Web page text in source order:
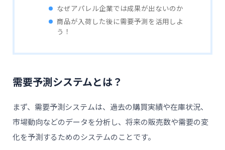
なぜアパレル企業では成果が出ないのか
商品が入荷した後に需要予測を活用しよ
う！
需要予測システムとは？
まず、需要予測システムは、過去の購買実績や在庫状況、
市場動向などのデータを分析し、将来の販売数や需要の変
化を予測するためのシステムのことです。